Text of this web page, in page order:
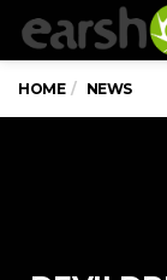
HOME NEWS